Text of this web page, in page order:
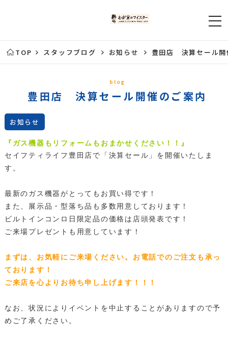
TOP スタッフブログ お知らせ 豊田店 決算セール開
blog
豊田店 決算セール開催のご案内
お知らせ
『ガス機器もリフォームもおまかせください！！』
セイフティライフ豊田店で「決算セール」を開催いたしま
す。
最新のガス機器がとってもお買い得です！
また、展示品・型落ち品も多数用意しております！
ビルトインコンロ日限定品の価格は店頭発表です！
ご来場プレゼントも用意しています！
まずは、お気軽にご来場ください。お電話でのご注文も承っ
ております！
ご来店を心よりお待ち申し上げます！！！
なお、状況によりイベントを中止することがありますので予
めご了承ください。